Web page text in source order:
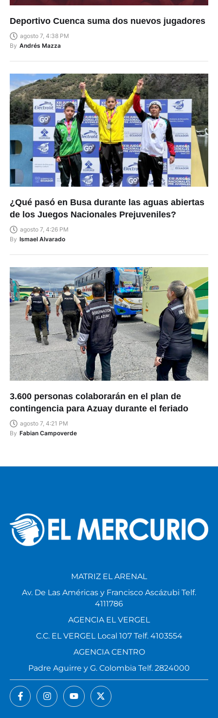
Deportivo Cuenca suma dos nuevos jugadores
agosto 7, 4:38 PM
By Andrés Mazza
¿Qué pasó en Busa durante las aguas abiertas
de los Juegos Nacionales Prejuveniles?
agosto 7, 4:26 PM
By Ismael Alvarado
3.600 personas colaborarán en el plan de
contingencia para Azuay durante el feriado
agosto 7, 4:21 PM
By Fabian Campoverde
MATRIZ EL ARENAL
Av. De Las Américas y Francisco Ascázubi Telf.
4111786
AGENCIA EL VERGEL
C.C. EL VERGEL Local 107 Telf. 4103554
AGENCIA CENTRO
Padre Aguirre y G. Colombia Telf. 2824000